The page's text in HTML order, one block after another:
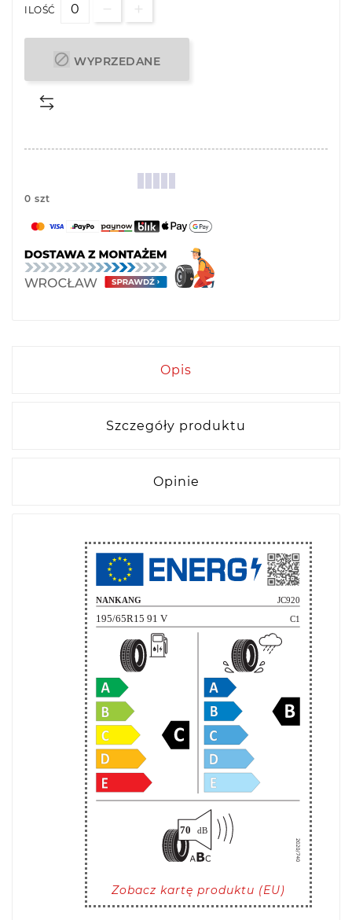
ILOŚĆ
 WYPRZEDANE
0 szt
Opis
Szczegóły produktu
Opinie
Zobacz kartę produktu (EU)